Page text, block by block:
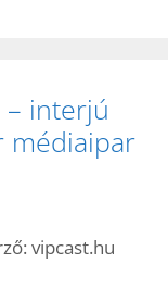
– interjú
médiaipar
vipcast.hu